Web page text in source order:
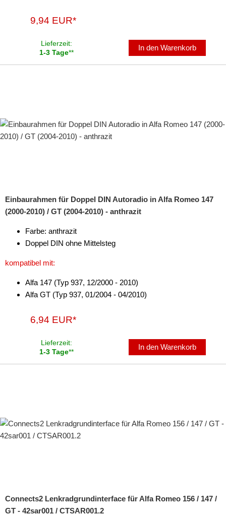
9,94 EUR*
Lieferzeit:
1-3 Tage**
In den Warenkorb
Einbaurahmen für Doppel DIN Autoradio in Alfa Romeo 147
(2000-2010) / GT (2004-2010) - anthrazit
Farbe: anthrazit
Doppel DIN ohne Mittelsteg
kompatibel mit:
Alfa 147 (Typ 937, 12/2000 - 2010)
Alfa GT (Typ 937, 01/2004 - 04/2010)
6,94 EUR*
Lieferzeit:
1-3 Tage**
In den Warenkorb
Connects2 Lenkradgrundinterface für Alfa Romeo 156 / 147 /
GT - 42sar001 / CTSAR001.2